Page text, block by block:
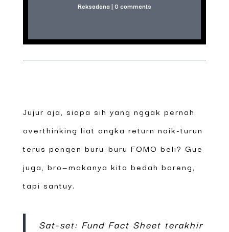
Reksadana | 0 comments
Jujur aja, siapa sih yang nggak pernah
overthinking liat angka return naik-turun
terus pengen buru-buru FOMO beli? Gue
juga, bro—makanya kita bedah bareng,
tapi santuy.
Sat-set: Fund Fact Sheet terakhir